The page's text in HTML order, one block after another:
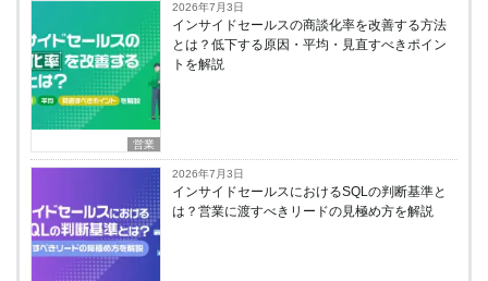
営業
2026年7月3日
インサイドセールスの商談化率を改善する方法
とは？低下する原因・平均・見直すべきポイン
トを解説
2026年7月3日
インサイドセールスにおけるSQLの判断基準と
は？営業に渡すべきリードの見極め方を解説